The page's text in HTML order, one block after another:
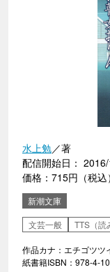
水上勉／著
配信開始日：
価格：715円（税込）
新潮文庫
文芸一般
TTS（読
作品カナ：エチゴツツ
紙書籍ISBN：978-4-